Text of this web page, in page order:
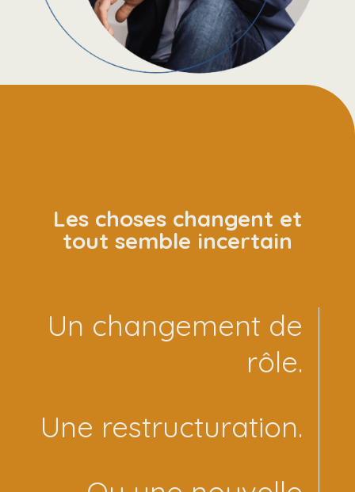
Les choses changent et
tout semble incertain
Un changement de
rôle.
Une restructuration.